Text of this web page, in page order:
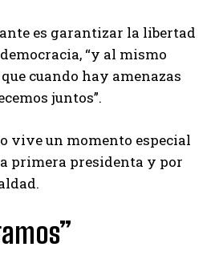
es garantizar la libertad
“y al mismo
cuando hay amenazas
juntos”.
vive un momento especial
primera presidenta y por